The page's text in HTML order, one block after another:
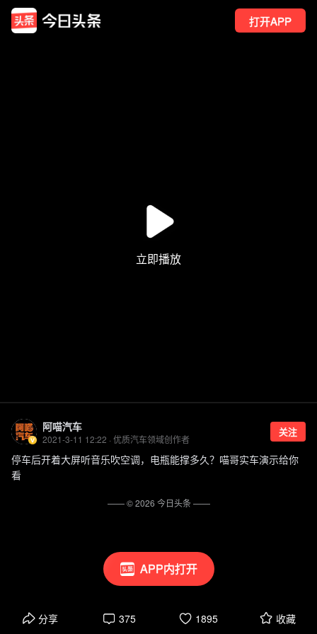
打开APP
APP内打开
阿喵汽车
2021-3-11 12:22 · 优质汽车领域创作者
关注
停车后开着大屏听音乐吹空调，电瓶能撑多久？喵哥实车演示给你
看
分享 375 1895 收藏
—— ©2026 今日头条——